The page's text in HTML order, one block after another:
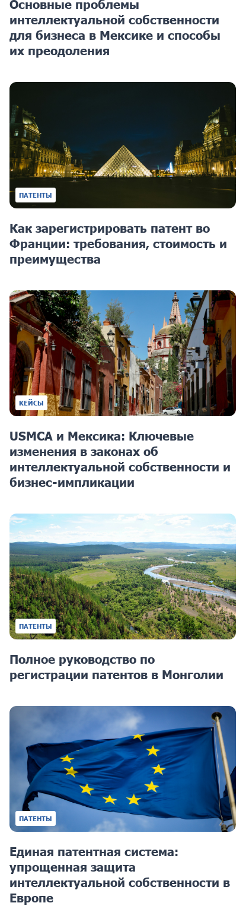
Основные проблемы
интеллектуальной собственности
для бизнеса в Мексике и способы
их преодоления
ПАТЕНТЫ
Как зарегистрировать патент во
Франции: требования, стоимость и
преимущества
КЕЙСЫ
USMCA и Мексика: Ключевые
изменения в законах об
интеллектуальной собственности и
бизнес-импликации
ПАТЕНТЫ
Полное руководство по
регистрации патентов в Монголии
ПАТЕНТЫ
Единая патентная система:
упрощенная защита
интеллектуальной собственности в
Европе